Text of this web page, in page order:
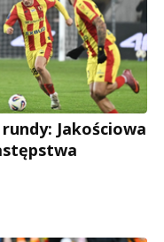
Jakościowa